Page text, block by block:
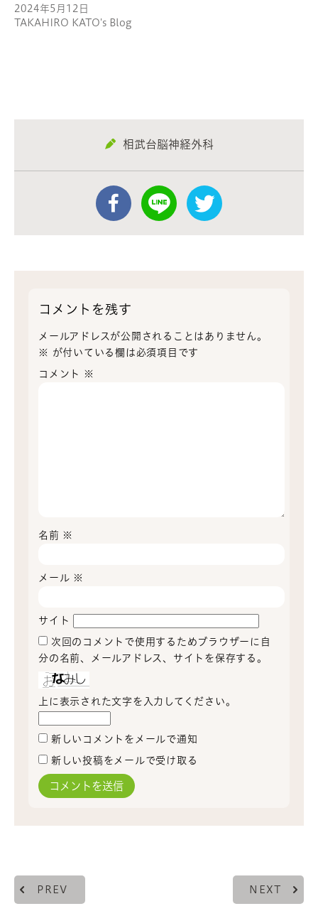
ウ
で
開
2024年5月12日
TAKAHIRO KATO's Blog
相武台脳神経外科
コメントを残す
メールアドレスが公開されることはありません。
※
が付いている欄は必須項目です
コメント ※
名前 ※
メール ※
サイト
次回のコメントで使用するためブラウザーに自
分の名前、メールアドレス、サイトを保存する。
上に表示された文字を入力してください。
新しいコメントをメールで通知
新しい投稿をメールで受け取る
PREV NEXT